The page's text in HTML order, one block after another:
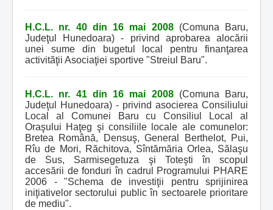
H.C.L. nr. 40 din 16 mai 2008(Comuna Baru,
Judeţul Hunedoara) - privind aprobarea alocării
unei sume din bugetul local pentru finanţarea
activităţii Asociaţiei sportive "Streiul Baru".
H.C.L. nr. 41 din 16 mai 2008(Comuna Baru,
Judeţul Hunedoara) - privind asocierea Consiliului
Local al Comunei Baru cu Consiliul Local al
Oraşului Haţeg şi consiliile locale ale comunelor:
Bretea Română, Densuş, General Berthelot, Pui,
Rîu de Mori, Răchitova, Sîntămăria Orlea, Sălaşu
de Sus, Sarmisegetuza şi Toteşti în scopul
accesării de fonduri în cadrul Programului PHARE
2006 - "Schema de investiţii pentru sprijinirea
iniţiativelor sectorului public în sectoarele prioritare
de mediu".